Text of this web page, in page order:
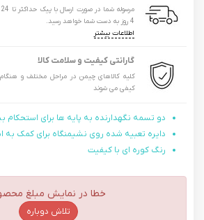
4 روز به دست شما خواهد رسید.
اطلاعات بیشتر
گارانتی کیفیت و سلامت کالا
کلیه کالاهای چیمن در مراحل مختلف و
کیفی می شوند
دو تسمه نگهدارنده به پایه ها برای استحکام
دایره تعبیه شده روی نشیمنگاه برای کمک به
رنگ کوره ای با کیفیت
خطا در نمایش مبلغ
تلاش دوباره